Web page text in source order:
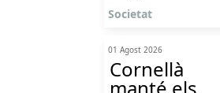
Societat
01 Agost 2026
Cornellà